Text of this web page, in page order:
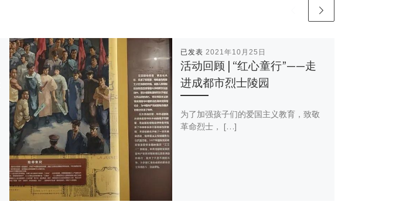
已发表 2021年10月25日
活动回顾 | “红心童行”——走
进成都市烈士陵园
为了加强孩子们的爱国主义教育，致敬
革命烈士， […]